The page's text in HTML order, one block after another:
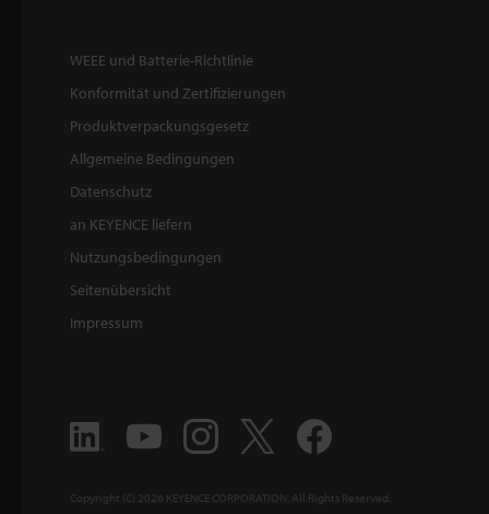
WEEE und Batterie-Richtlinie
Konformität und Zertifizierungen
Produktverpackungsgesetz
Allgemeine Bedingungen
Datenschutz
an KEYENCE liefern
Nutzungsbedingungen
Seitenübersicht
Impressum
Copyright (C) 2026 KEYENCE CORPORATION. All Rights Reserved.